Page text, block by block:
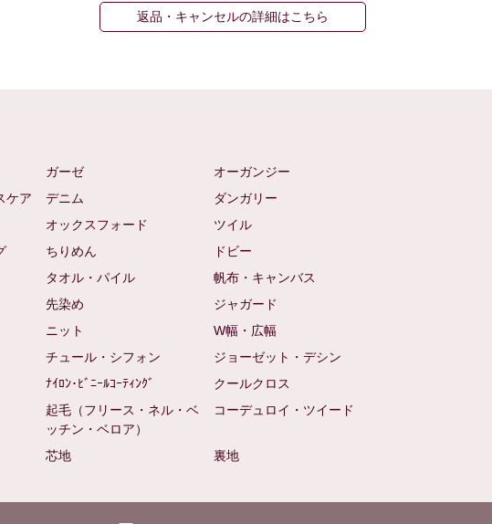
返品・キャンセルの詳細はこちら
ガーゼ
オーガンジー
ケア
デニム
ダンガリー
オックスフォード
ツイル
ちりめん
ドビー
タオル・パイル
帆布・キャンバス
先染め
ジャガード
ニット
W幅・広幅
チュール・シフォン
ジョーゼット・デシン
ﾅｲﾛﾝ･ﾋﾞﾆｰﾙｺｰﾃｨﾝｸﾞ
クールクロス
起毛（フリース・ネル・ベ
ッチン・ベロア）
コーデュロイ・ツイード
芯地 裏地